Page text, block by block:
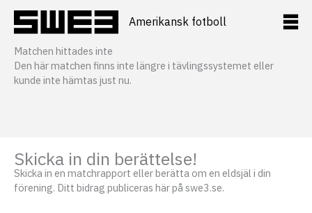
innehåll
Amerikansk fotboll
Matchen hittades inte
Den här matchen finns inte längre i tävlingssystemet eller
kunde inte hämtas just nu.
Skicka in din berättelse!
Skicka in en matchrapport eller berätta om en eldsjäl i din
förening. Ditt bidrag publiceras här på swe3.se.